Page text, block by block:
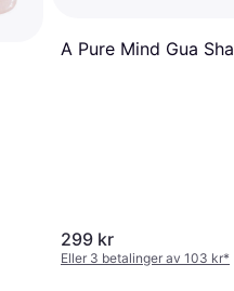
A Pure Mind Gua Sha
299 kr
Eller 3 betalinger av 103 kr*